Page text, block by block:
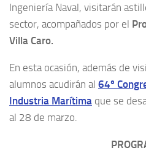
Ingeniería Naval, visitarán
sector, acompañados por el
Villa Caro.
En esta ocasión, además de
alumnos acudirán al 64º
Industria Marítima que se
al 28 de marzo.